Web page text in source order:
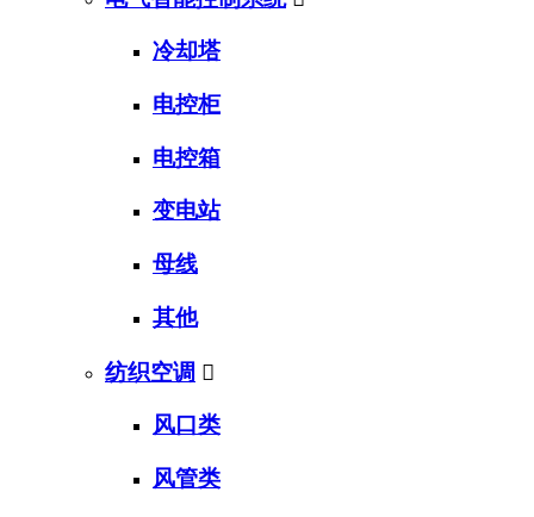
冷却塔
电控柜
电控箱
变电站
母线
其他
纺织空调 
风口类
风管类